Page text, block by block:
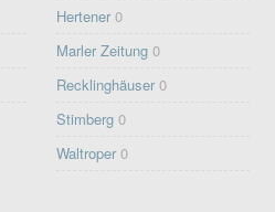
Hertener 0
Marler Zeitung 0
Recklinghäuser 0
Stimberg 0
Waltroper 0